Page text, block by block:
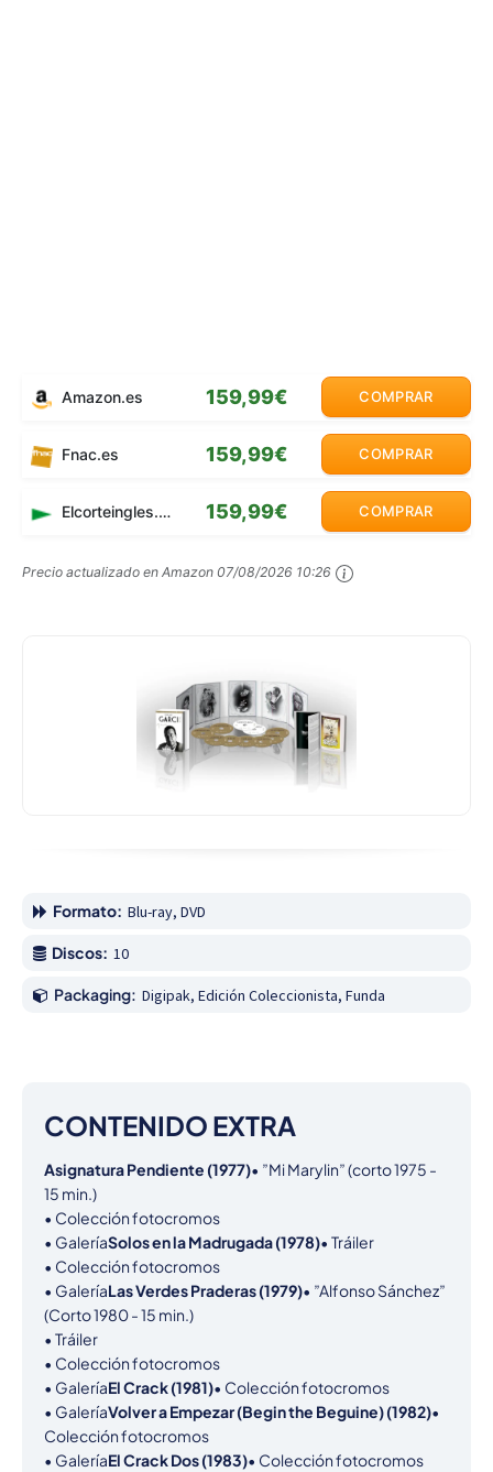
Amazon.es 159,99€ COMPRAR
Fnac.es 159,99€ COMPRAR
Elcorteingles.es 159,99€ COMPRAR
Precio actualizado en Amazon 07/08/2026 10:26
Formato: Blu-ray, DVD
Discos: 10
Packaging: Digipak, Edición Coleccionista, Funda
CONTENIDO EXTRA
Asignatura Pendiente (1977)• ”Mi Marylin” (corto 1975 -
15 min.)
• Colección fotocromos
• GaleríaSolos en la Madrugada (1978)• Tráiler
• Colección fotocromos
• GaleríaLas Verdes Praderas (1979)• ”Alfonso Sánchez”
(Corto 1980 - 15 min.)
• Tráiler
• Colección fotocromos
• GaleríaEl Crack (1981)• Colección fotocromos
• GaleríaVolver a Empezar (Begin the Beguine) (1982)•
Colección fotocromos
• GaleríaEl Crack Dos (1983)• Colección fotocromos